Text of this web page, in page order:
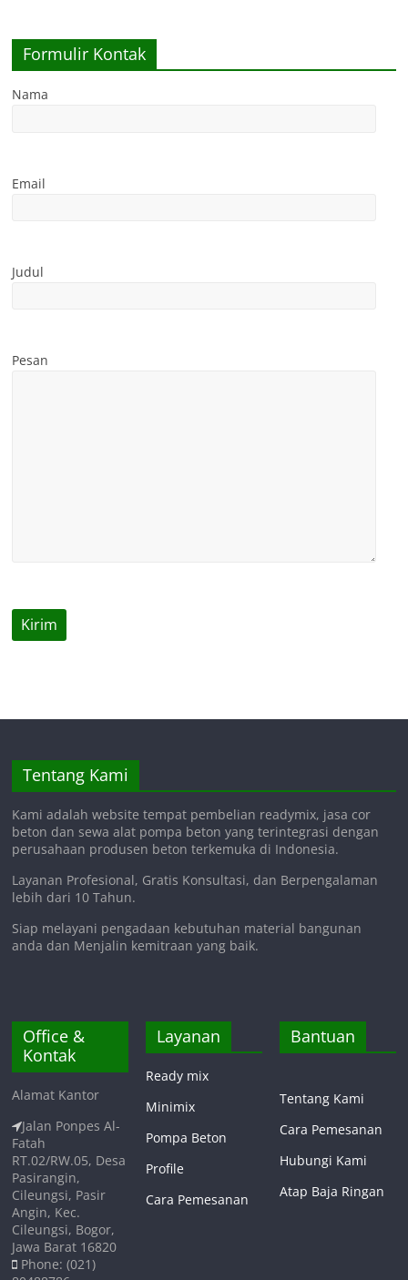
Formulir Kontak
Nama
Email
Judul
Pesan
Tentang Kami
Kami adalah website tempat pembelian readymix, jasa cor
beton dan sewa alat pompa beton yang terintegrasi dengan
perusahaan produsen beton terkemuka di Indonesia.
Layanan Profesional, Gratis Konsultasi, dan Berpengalaman
lebih dari 10 Tahun.
Siap melayani pengadaan kebutuhan material bangunan
anda dan Menjalin kemitraan yang baik.
Office &
Kontak
Alamat Kantor
Jalan Ponpes Al-
Fatah
RT.02/RW.05, Desa
Pasirangin,
Cileungsi, Pasir
Angin, Kec.
Cileungsi, Bogor,
Jawa Barat 16820
Phone: (021)
Layanan
Ready mix
Minimix
Pompa Beton
Profile
Cara Pemesanan
Bantuan
Tentang Kami
Cara Pemesanan
Hubungi Kami
Atap Baja Ringan